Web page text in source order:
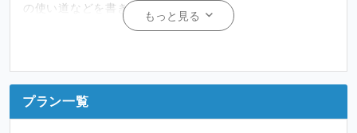
の使い道などを書きましょう。
例 : Ci-enを始めた理由は、創作時間に余裕を持たせたい
もっと見る
プラン一覧